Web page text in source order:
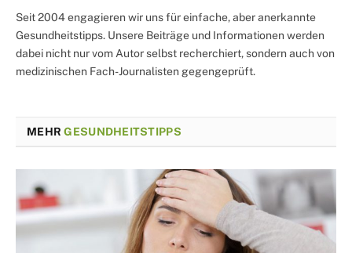
Seit 2004 engagieren wir uns für einfache, aber anerkannte
Gesundheitstipps. Unsere Beiträge und Informationen werden
dabei nicht nur vom Autor selbst recherchiert, sondern auch von
medizinischen Fach-Journalisten gegengeprüft.
MEHRGESUNDHEITSTIPPS